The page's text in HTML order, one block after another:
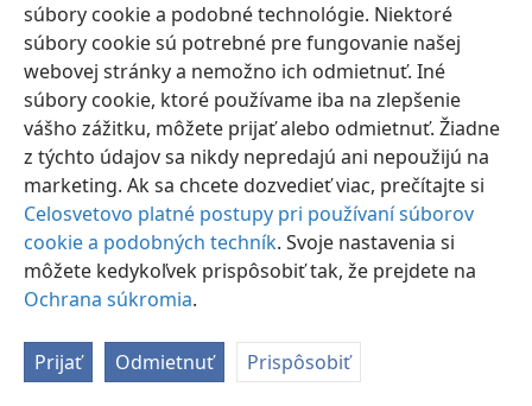
súbory cookie a podobné technológie. Niektoré
súbory cookie sú potrebné pre fungovanie našej
webovej stránky a nemožno ich odmietnuť. Iné
súbory cookie, ktoré používame iba na zlepšenie
vášho zážitku, môžete prijať alebo odmietnuť. Žiadne
z týchto údajov sa nikdy nepredajú ani nepoužijú na
marketing. Ak sa chcete dozvedieť viac, prečítajte si
Celosvetovo platné postupy pri používaní súborov
cookie a podobných techník. Svoje nastavenia si
môžete kedykoľvek prispôsobiť tak, že prejdete na
Ochrana súkromia.
Prijať Odmietnuť Prispôsobiť
Slovenčina Nastavenia
Copyright © 2026 Watch Tower Bible and Tract Society of Pennsylvania
Podmienky používania
JW.ORG
Prihlásiť sa